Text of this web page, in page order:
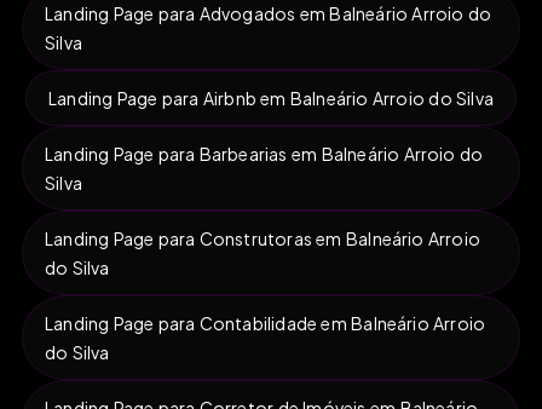
Landing Page para Advogados em Balneário Arroio do
Silva
Landing Page para Airbnb em Balneário Arroio do Silva
Landing Page para Barbearias em Balneário Arroio do
Silva
Landing Page para Construtoras em Balneário Arroio
do Silva
Landing Page para Contabilidade em Balneário Arroio
do Silva